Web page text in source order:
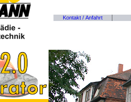
Kontakt / Anfahrt